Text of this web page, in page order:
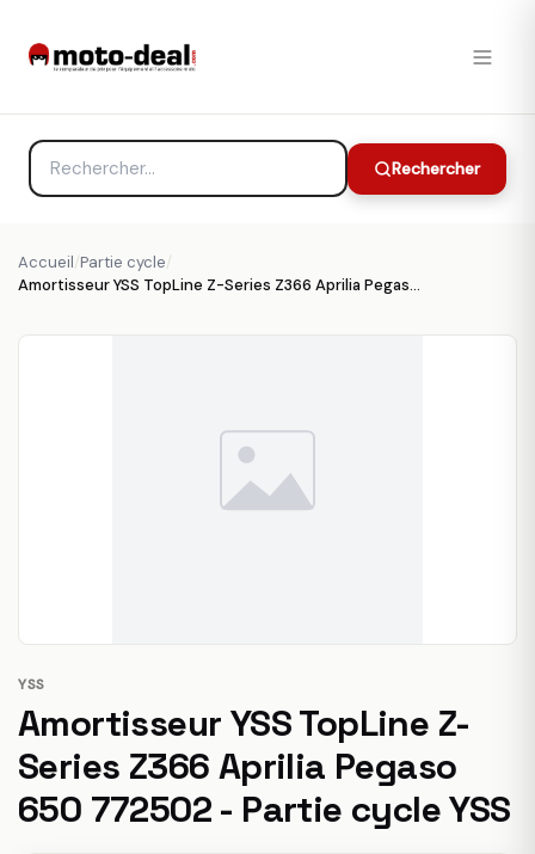
Rechercher
Accueil/Partie cycle/
Amortisseur YSS TopLine Z-Series Z366 Aprilia Pegaso 650 772502 - Partie cycle YSS
YSS
Amortisseur YSS TopLine Z-
Series Z366 Aprilia Pegaso
650 772502 - Partie cycle YSS